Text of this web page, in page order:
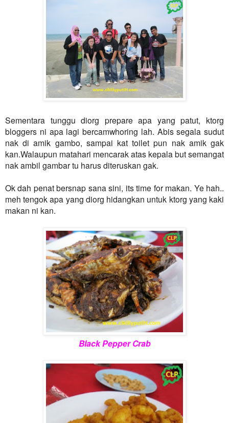
Sementara tunggu diorg prepare apa yang patut, ktorg
bloggers ni apa lagi bercamwhoring lah. Abis segala sudut
nak di amik gambo, sampai kat toilet pun nak amik gak
kan.Walaupun matahari mencarak atas kepala but semangat
nak ambil gambar tu harus diteruskan gak.
Ok dah penat bersnap sana sini, its time for makan. Ye hah..
meh tengok apa yang diorg hidangkan untuk ktorg yang kaki
makan ni kan.
Black Pepper Crab